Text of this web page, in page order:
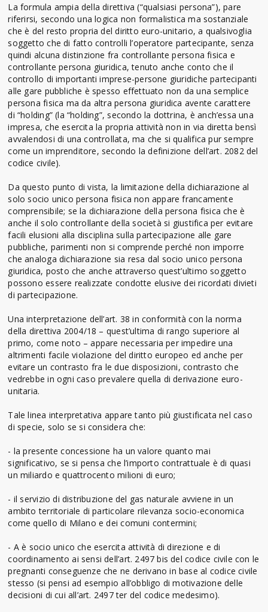
La formula ampia della direttiva (“qualsiasi persona”), pare
riferirsi, secondo una logica non formalistica ma sostanziale
che è del resto propria del diritto euro-unitario, a qualsivoglia
soggetto che di fatto controlli l’operatore partecipante, senza
quindi alcuna distinzione fra controllante persona fisica e
controllante persona giuridica, tenuto anche conto che il
controllo di importanti imprese-persone giuridiche partecipanti
alle gare pubbliche è spesso effettuato non da una semplice
persona fisica ma da altra persona giuridica avente carattere
di “holding” (la “holding”, secondo la dottrina, è anch’essa una
impresa, che esercita la propria attività non in via diretta bensì
avvalendosi di una controllata, ma che si qualifica pur sempre
come un imprenditore, secondo la definizione dell’art. 2082 del
codice civile).
Da questo punto di vista, la limitazione della dichiarazione al
solo socio unico persona fisica non appare francamente
comprensibile; se la dichiarazione della persona fisica che è
anche il solo controllante della società si giustifica per evitare
facili elusioni alla disciplina sulla partecipazione alle gare
pubbliche, parimenti non si comprende perché non imporre
che analoga dichiarazione sia resa dal socio unico persona
giuridica, posto che anche attraverso quest’ultimo soggetto
possono essere realizzate condotte elusive dei ricordati divieti
di partecipazione.
Una interpretazione dell’art. 38 in conformità con la norma
della direttiva 2004/18 – quest’ultima di rango superiore al
primo, come noto – appare necessaria per impedire una
altrimenti facile violazione del diritto europeo ed anche per
evitare un contrasto fra le due disposizioni, contrasto che
vedrebbe in ogni caso prevalere quella di derivazione euro-
unitaria.
Tale linea interpretativa appare tanto più giustificata nel caso
di specie, solo se si considera che:
- la presente concessione ha un valore quanto mai
significativo, se si pensa che l’importo contrattuale è di quasi
un miliardo e quattrocento milioni di euro;
- il servizio di distribuzione del gas naturale avviene in un
ambito territoriale di particolare rilevanza socio-economica
come quello di Milano e dei comuni contermini;
- A è socio unico che esercita attività di direzione e di
coordinamento ai sensi dell’art. 2497 bis del codice civile con le
pregnanti conseguenze che ne derivano in base al codice civile
stesso (si pensi ad esempio all’obbligo di motivazione delle
decisioni di cui all’art. 2497 ter del codice medesimo).